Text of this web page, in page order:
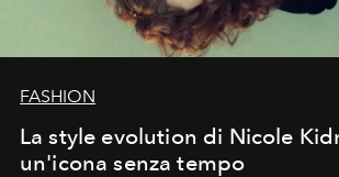
FASHION
La style evolution di Nicole
un'icona senza tempo